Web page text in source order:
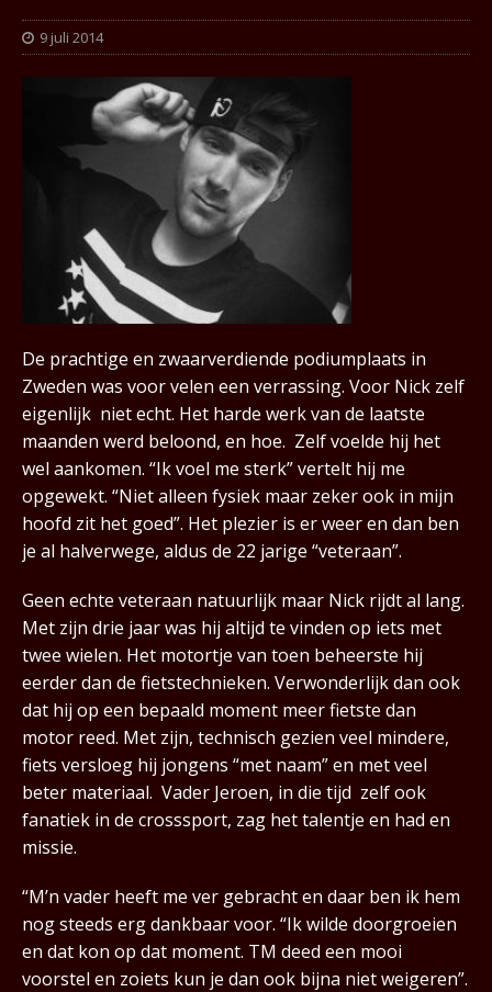
9 juli 2014
De prachtige en zwaarverdiende podiumplaats in
Zweden was voor velen een verrassing. Voor Nick zelf
eigenlijk niet echt. Het harde werk van de laatste
maanden werd beloond, en hoe. Zelf voelde hij het
wel aankomen. “Ik voel me sterk” vertelt hij me
opgewekt. “Niet alleen fysiek maar zeker ook in mijn
hoofd zit het goed”. Het plezier is er weer en dan ben
je al halverwege, aldus de 22 jarige “veteraan”.
Geen echte veteraan natuurlijk maar Nick rijdt al lang.
Met zijn drie jaar was hij altijd te vinden op iets met
twee wielen. Het motortje van toen beheerste hij
eerder dan de fietstechnieken. Verwonderlijk dan ook
dat hij op een bepaald moment meer fietste dan
motor reed. Met zijn, technisch gezien veel mindere,
fiets versloeg hij jongens “met naam” en met veel
beter materiaal. Vader Jeroen, in die tijd zelf ook
fanatiek in de crosssport, zag het talentje en had en
missie.
“M’n vader heeft me ver gebracht en daar ben ik hem
nog steeds erg dankbaar voor. “Ik wilde doorgroeien
en dat kon op dat moment. TM deed een mooi
voorstel en zoiets kun je dan ook bijna niet weigeren”.